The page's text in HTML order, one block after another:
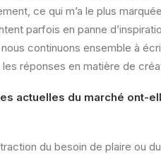
ce qui m’a le plus
parfois en panne
continuons ensemble à
réponses en matière de
actuelles du marché ont-
du besoin de plaire ou